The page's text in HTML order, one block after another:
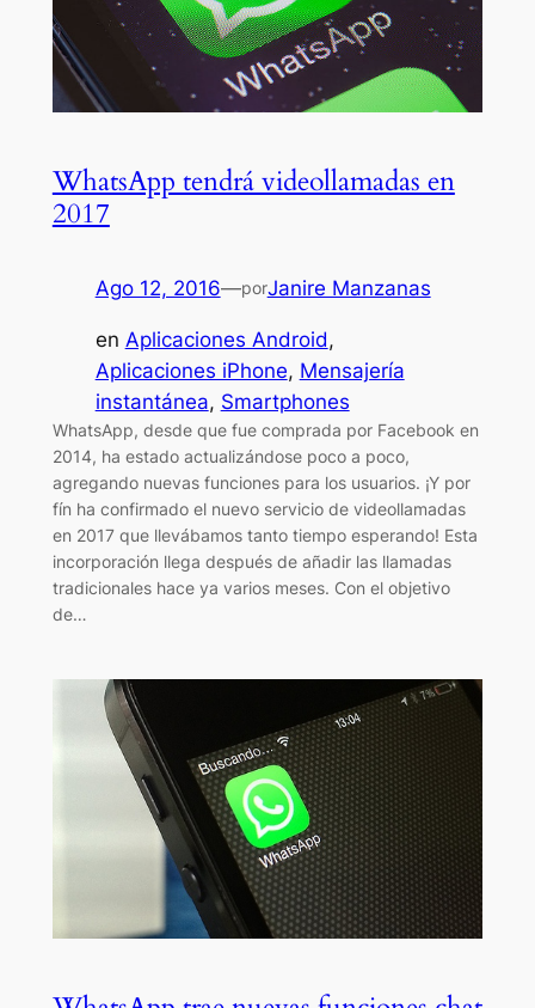
WhatsApp tendrá videollamadas en
2017
Ago 12, 2016—porJanire Manzanas
en Aplicaciones Android
Aplicaciones iPhone, Mensajería
instantánea, Smartphones
WhatsApp, desde que fue comprada por Facebook en
2014, ha estado actualizándose poco a poco,
agregando nuevas funciones para los usuarios. ¡Y por
fín ha confirmado el nuevo servicio de videollamadas
en 2017 que llevábamos tanto tiempo esperando! Esta
incorporación llega después de añadir las llamadas
tradicionales hace ya varios meses. Con el objetivo
de…